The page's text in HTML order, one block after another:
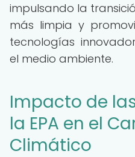
impulsando la
más limpia y
tecnologías
el medio ambiente.
Impacto de
la EPA en el
Climático